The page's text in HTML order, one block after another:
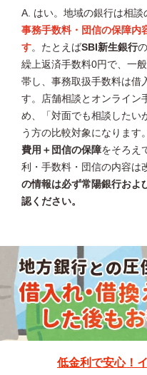
A. はい。地域の銀行は相談
事務手数料・団信の保障内
す。たとえばSBI新生銀行
繰上返済手数料0円で、一
帯し、事務取扱手数料は借
す。店舗相談とオンライン
め、「対面でも相談したい
う方の比較対象になります
費用＋団信の保障をそろえ
利・手数料・団信の内容は
の情報は必ず常陽銀行およ
認ください。
低金利で安心！